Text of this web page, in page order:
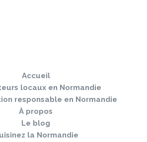
Accueil
locaux en Normandie
responsable en Normandie
À propos
Le blog
la Normandie